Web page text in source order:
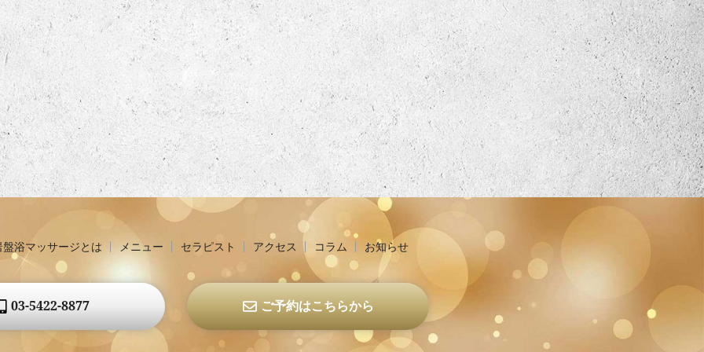
盤浴マッサージとは メニュー セラピスト アクセス コラム お知らせ
03-5422-8877 ご予約はこちらから